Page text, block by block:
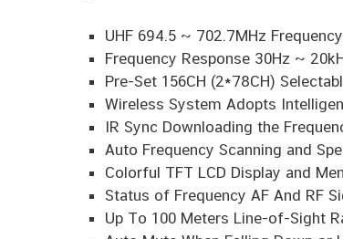
UHF 694.5 ~ 702.7MHz
Frequency Response 30Hz ~
Pre-Set 156CH (2*78CH)
Wireless System Adopts
IR Sync Downloading the
Auto Frequency Scanning and
Colorful TFT LCD Display and
Status of Frequency AF And RF
Up To 100 Meters Line-of-Sight